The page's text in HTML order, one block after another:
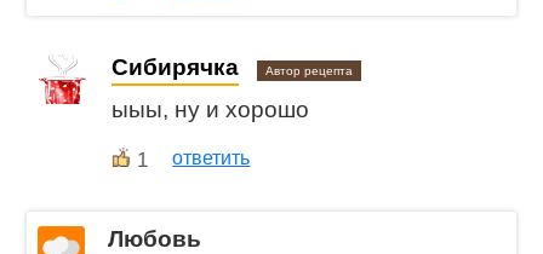
Сибирячка Автор рецепта
ыыы, ну и хорошо
1 ответить
Любовь